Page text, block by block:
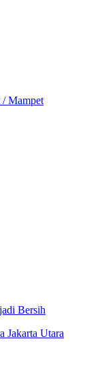
/ Mampet
Bersih
Jakarta Utara